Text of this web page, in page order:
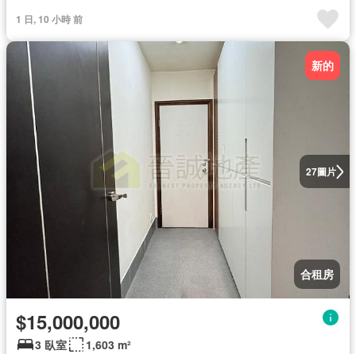
1 日, 10 小時 前
27圖片
新的
合租房
$15,000,000
3 臥室 1,603 m²